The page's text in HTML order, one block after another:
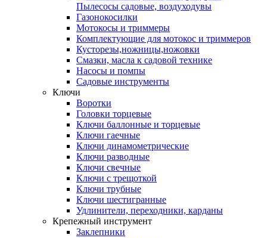
Пылесосы садовые, воздуходувы
Газонокосилки
Мотокосы и триммеры
Комплектующие для мотокос и триммеров
Кусторезы,ножницы,ножовки
Смазки, масла к садовой технике
Насосы и помпы
Садовые инструменты
Ключи
Воротки
Головки торцевые
Ключи баллонные и торцевые
Ключи гаечные
Ключи динамометрические
Ключи разводные
Ключи свечные
Ключи с трещоткой
Ключи трубные
Ключи шестигранные
Удлинители, переходники, карданы
Крепежный инструмент
Заклепники